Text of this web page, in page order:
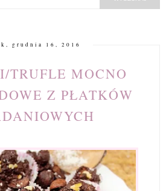
grudnia 16, 2016
TRUFLE MOCNO
Z PŁATKÓW